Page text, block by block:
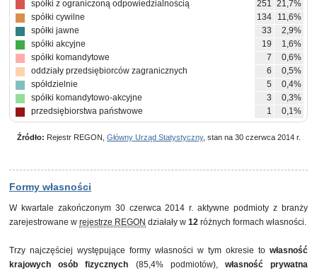
spółki z ograniczoną odpowiedzialnością
251 21,7%
spółki cywilne
134
11,6%
spółki jawne
33
2,9%
spółki akcyjne
19
1,6%
spółki komandytowe
7
0,6%
oddziały przedsiębiorców zagranicznych
6
0,5%
spółdzielnie
5
0,4%
spółki komandytowo-akcyjne
3
0,3%
przedsiębiorstwa państwowe
1 0,1%
Źródło: Rejestr REGON, Główny Urząd Statystyczny, stan na 30 czerwca 2014 r.
Formy własności
W kwartale zakończonym 30 czerwca 2014 r. aktywne podmioty z branży
zarejestrowane w rejestrze REGON działały w 12 różnych formach własności.
Trzy najczęściej występujące formy własności w tym okresie to własność
krajowych osób fizycznych (85,4% podmiotów), własność prywatna